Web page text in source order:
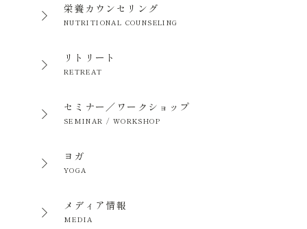
栄養カウンセリング
NUTRITIONAL COUNSELING
リトリート
RETREAT
セミナー／ワークショップ
SEMINAR / WORKSHOP
ヨガ
YOGA
メディア情報
MEDIA